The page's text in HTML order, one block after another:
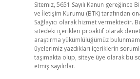
Sitemiz, 5651 Sayılı Kanun gereğince
ve İletişim Kurumu (BTK) tarafından
Sağlayıcı olarak hizmet vermektedir.
sitedeki içerikleri proaktif olarak
araştırma yükümlülüğümüz
üyelerimiz yazdıkları içeriklerin
taşımakta olup, siteye üye olarak bu
etmiş sayılırlar.